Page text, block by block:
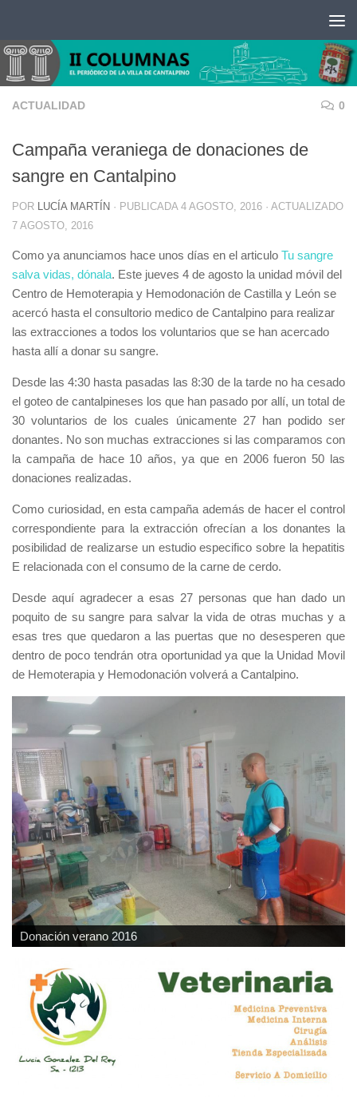
ACTUALIDAD 0
Campaña veraniega de donaciones de
sangre en Cantalpino
POR LUCÍA MARTÍN · PUBLICADA 4 AGOSTO, 2016 · ACTUALIZADO
7 AGOSTO, 2016
Como ya anunciamos hace unos días en el articulo Tu sangre
salva vidas, dónala. Este jueves 4 de agosto la unidad móvil del
Centro de Hemoterapia y Hemodonación de Castilla y León se
acercó hasta el consultorio medico de Cantalpino para realizar
las extracciones a todos los voluntarios que se han acercado
hasta allí a donar su sangre.
Desde las 4:30 hasta pasadas las 8:30 de la tarde no ha cesado
el goteo de cantalpineses los que han pasado por allí, un total de
30 voluntarios de los cuales únicamente 27 han podido ser
donantes. No son muchas extracciones si las comparamos con
la campaña de hace 10 años, ya que en 2006 fueron 50 las
donaciones realizadas.
Como curiosidad, en esta campaña además de hacer el control
correspondiente para la extracción ofrecían a los donantes la
posibilidad de realizarse un estudio especifico sobre la hepatitis
E relacionada con el consumo de la carne de cerdo.
Desde aquí agradecer a esas 27 personas que han dado un
poquito de su sangre para salvar la vida de otras muchas y a
esas tres que quedaron a las puertas que no desesperen que
dentro de poco tendrán otra oportunidad ya que la Unidad Movil
de Hemoterapia y Hemodonación volverá a Cantalpino.
Donación verano 2016